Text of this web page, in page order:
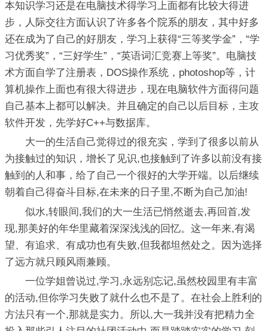
本知识学习还是在电脑技术得学习上面都有比较大得进
步，人际交往方面认识了许多各个院系的朋友，其中好多
还在成为了自己的好朋友，学习上获得“三等奖学金”，“学
习优秀奖”，“三好学生”，“英语词汇竞赛上等奖”。电脑技
术方面自学了注册表，DOS操作系统，photoshop等，计
算机操作上面也有很大得进步，现在电脑软件方面得问题
自己基本上都可以解决。并且确定的自己以后目标，主攻
软件开发，先学好C++与数据库。
大一的生活自己觉得过的很充实，学到了很多以前从
为接触过的知识，增长了见识,也接触到了许多以前没有接
触到的人和事，给了自己一个很好的大学开端。以后继续
朝着自己得奋斗目标,在未来的日子里,不断为自己加油!
似水,转眼间,我们的大一生活已悄然逝去,再回首,发
现,那美好的年华里藏着深深浅浅的回忆。这一年来,有渴
望、有追求、有成功也有失败,但我都坦然处之。因为选择
了远方就只顾风雨兼顾。
一位学姐曾说过,学习,永远别忘记,虽然校园里有丰富
的活动,但你学习失败了就什么也不是了。在社会上胜利的
方法只有一个,那就是实力。所以,大一我并没有把精力全